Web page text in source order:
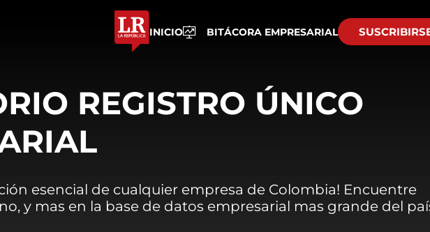
INICIO BITÁCORA EMPRESARIAL
REGISTRO ÚNICO
esencial de cualquier empresa de Colombia! Encuentre
y mas en la base de datos empresarial mas grande del